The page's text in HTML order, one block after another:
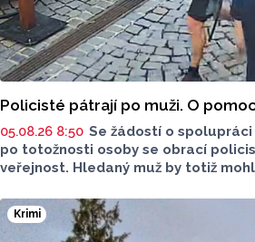
Policisté pátrají po muži. O
05.08.26 8:50 Se žádostí o
po totožnosti osoby se obrací
veřejnost. Hledaný muž by totiž
Krimi